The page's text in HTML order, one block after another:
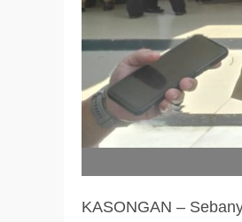
KASONGAN –